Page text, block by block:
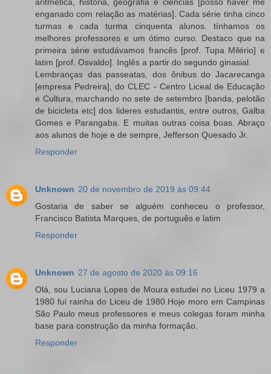
enganado com relação as matérias]. Cada série tinha cinco
turmas e cada turma cinquenta alunos. tínhamos os
melhores professores e um ótimo curso. Destaco que na
primeira série estudávamos francês [prof. Tupa Milério] e
latim [prof. Osvaldo]. Inglês a partir do segundo ginasial.
Lembranças das passeatas, dos ônibus do Jacarecanga
[empresa Pedreira], do CLEC - Centro Liceal de Educação
e Cultura, marchando no sete de setembro [banda, pelotão
de bicicleta etc] dos lideres estudantis, entre outros, Galba
Gomes e Parangaba. E muitas outras coisa boas. Abraço
aos alunos de hoje e de sempre, Jefferson Quesado Jr.
Responder
Unknown 20 de novembro de 2019 às 09:44
Gostaria de saber se alguém conheceu o professor,
Francisco Batista Marques, de português e latim
Responder
Unknown 27 de agosto de 2020 às 09:16
Olá, sou Luciana Lopes de Moura estudei no Liceu 1979 a
1980 fui rainha do Liceu de 1980.Hoje moro em Campinas
São Paulo meus professores e meus colegas foram minha
base para construção da minha formação.
Responder